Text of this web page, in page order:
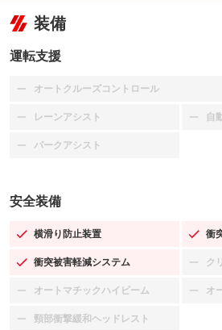
装備
運転支援
オートクルーズコントロール
：装備なし
レーンアシスト
：装備なし 自
：
パークアシスト
：装備なし
安全装備
横滑り防止装置
：装備あり 衝
：
衝突被害軽減システム
：装備あり ク
：
オートマチックハイビーム
：装備なし オ
：
頸部衝撃緩和ヘッドレスト
：装備なし